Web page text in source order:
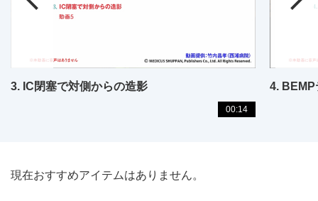
3. IC閉塞で対側からの造影
00:14
4. BEMP
現在おすすめアイテムはありません。